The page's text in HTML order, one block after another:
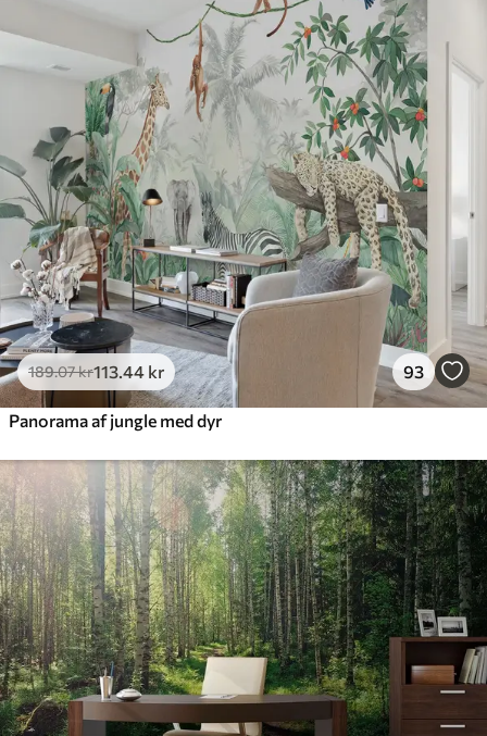
Premium
.33269.00kr/m²
Premium vinyl
516.67310.00 kr/m²
Peel and Stick
666.67400.00kr/m²
189.07kr113 .44 kr 93
Panorama af jungle med dyr